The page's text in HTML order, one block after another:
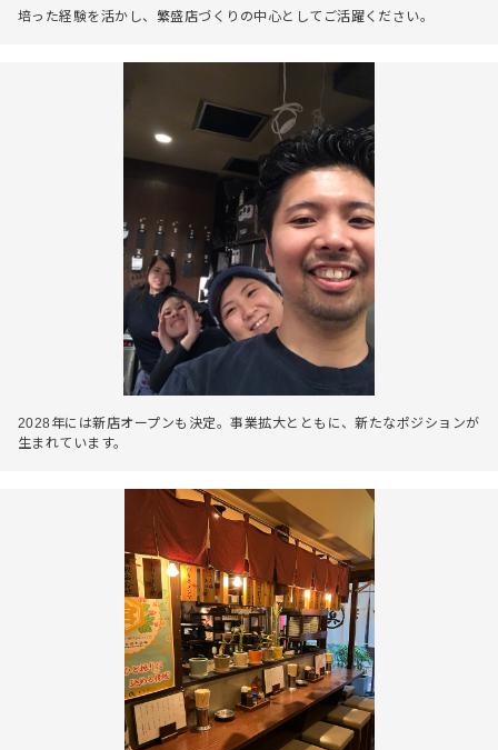
培った経験を活かし、繁盛店づくりの中心としてご活躍ください。
2028年には新店オープンも決定。事業拡大とともに、新たなポジションが
生まれています。